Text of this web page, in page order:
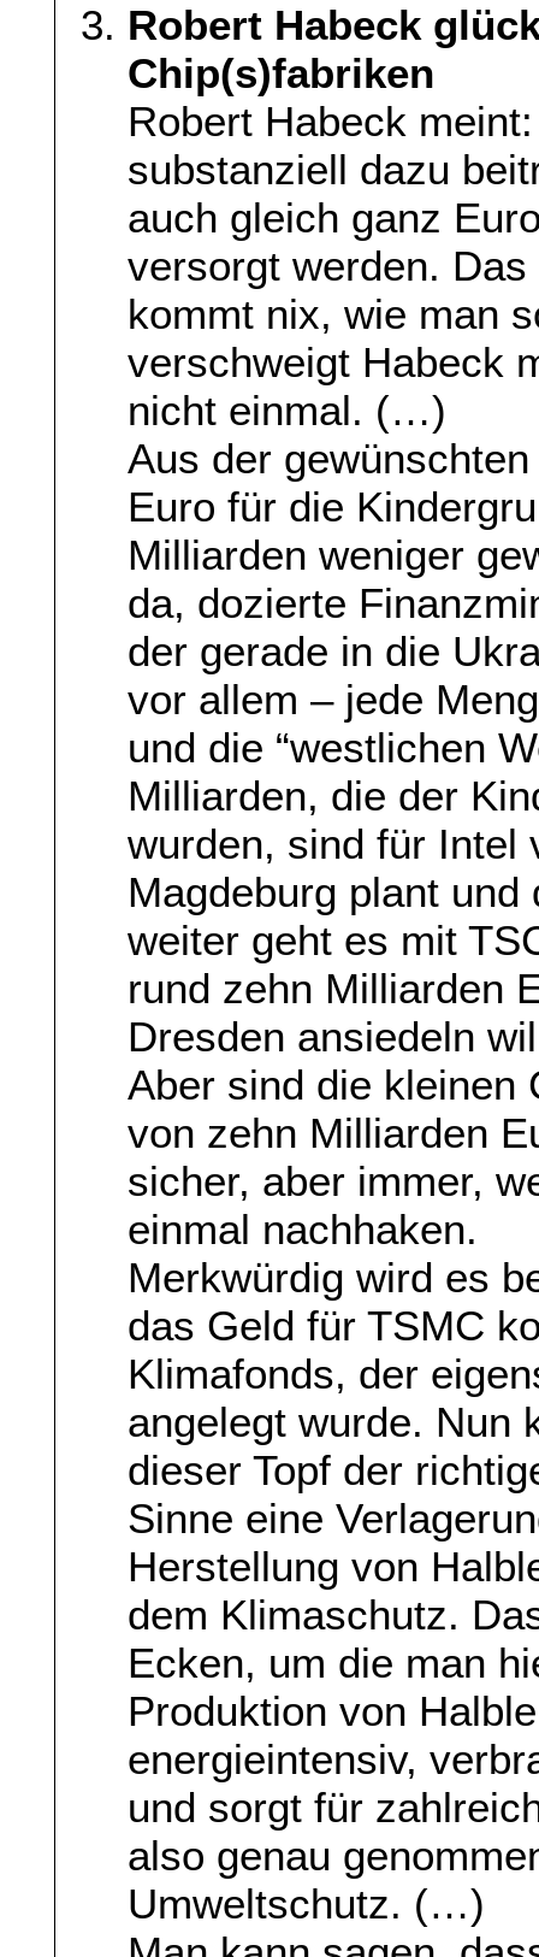
Robert Habeck
Chip(s)fabriken
Robert Habeck
substanziell dazu
auch gleich ganz
versorgt werden.
kommt nix, wie man
verschweigt Habeck
nicht einmal. (…)
Aus der
Euro für die
Milliarden weniger
da, dozierte
der gerade in die
vor allem – jede
und die “westlichen
Milliarden, die der
wurden, sind für Intel
Magdeburg plant
weiter geht es mit
rund zehn Milliarden
Dresden ansiedeln
Aber sind die kleinen
von zehn Milliarden
sicher, aber immer,
einmal nachhaken.
Merkwürdig wird es
das Geld für TSMC
Klimafonds, der
angelegt wurde. Nun
dieser Topf der
Sinne eine
Herstellung von
dem Klimaschutz.
Ecken, um die man
Produktion von
energieintensiv,
und sorgt für
also genau
Umweltschutz. (…)